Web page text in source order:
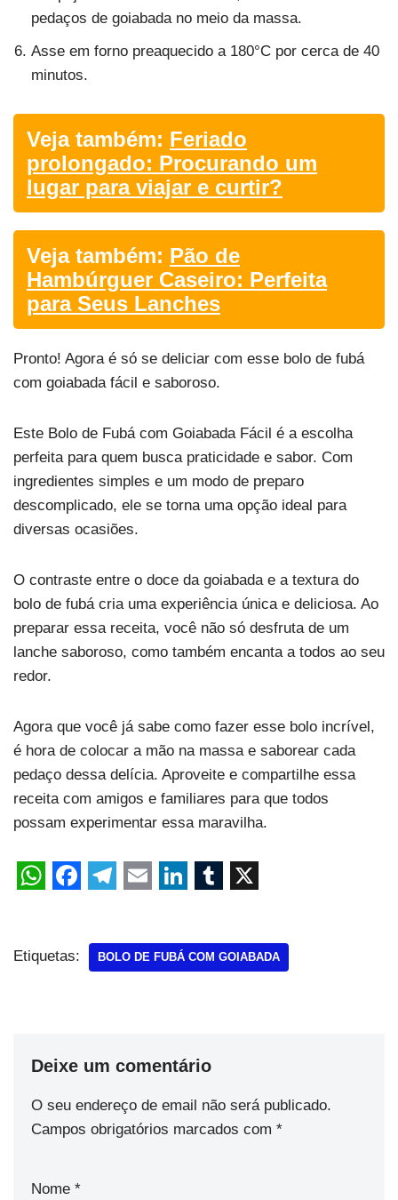
pedaços de goiabada no meio da massa.
Asse em forno preaquecido a 180°C por cerca de 40
minutos.
Veja também: Feriado
prolongado: Procurando um
lugar para viajar e curtir?
Veja também: Pão de
Hambúrguer Caseiro: Perfeita
para Seus Lanches
Pronto! Agora é só se deliciar com esse bolo de fubá
com goiabada fácil e saboroso.
Este Bolo de Fubá com Goiabada Fácil é a escolha
perfeita para quem busca praticidade e sabor. Com
ingredientes simples e um modo de preparo
descomplicado, ele se torna uma opção ideal para
diversas ocasiões.
O contraste entre o doce da goiabada e a textura do
bolo de fubá cria uma experiência única e deliciosa. Ao
preparar essa receita, você não só desfruta de um
lanche saboroso, como também encanta a todos ao seu
redor.
Agora que você já sabe como fazer esse bolo incrível,
é hora de colocar a mão na massa e saborear cada
pedaço dessa delícia. Aproveite e compartilhe essa
receita com amigos e familiares para que todos
possam experimentar essa maravilha.
Etiquetas: BOLO DE FUBÁ COM GOIABADA
Deixe um comentário
O seu endereço de email não será publicado.
Campos obrigatórios marcados com *
Nome *